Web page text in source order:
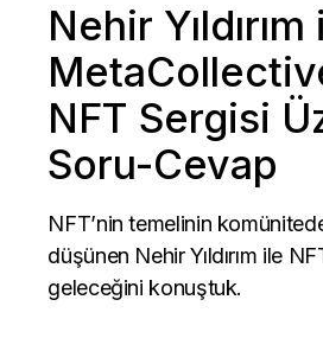
Nehir Yıldırım
NFT Sergisi
Soru-Cevap
NFT’nin temelinin
düşünen Nehir Yıldırım ile
geleceğini konuştuk.